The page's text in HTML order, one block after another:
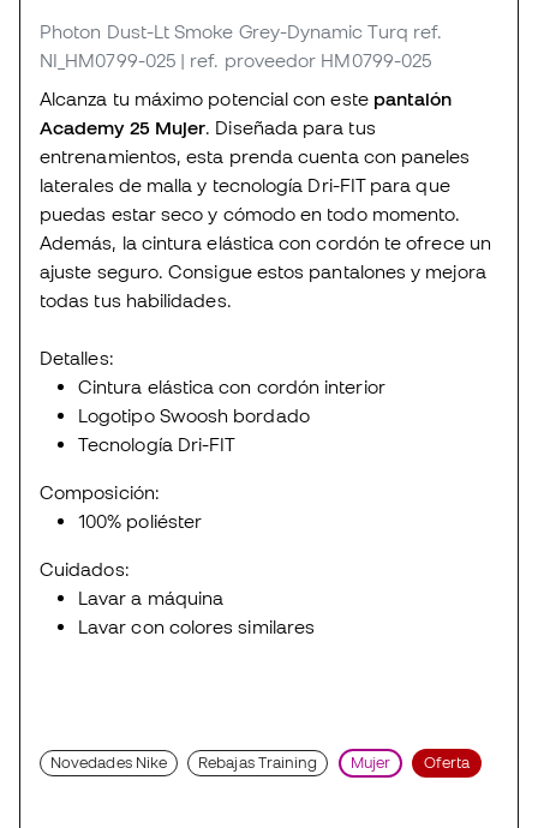
Photon Dust-Lt Smoke Grey-Dynamic Turq ref.
NI_HM0799-025 | ref. proveedor HM0799-025
Alcanza tu máximo potencial con este pantalón
Academy 25 Mujer. Diseñada para tus
entrenamientos, esta prenda cuenta con paneles
laterales de malla y tecnología Dri-FIT para que
puedas estar seco y cómodo en todo momento.
Además, la cintura elástica con cordón te ofrece un
ajuste seguro. Consigue estos pantalones y mejora
todas tus habilidades.
Detalles:
Cintura elástica con cordón interior
Logotipo Swoosh bordado
Tecnología Dri-FIT
Composición:
100% poliéster
Cuidados:
Lavar a máquina
Lavar con colores similares
Novedades Nike Rebajas Training Mujer Oferta